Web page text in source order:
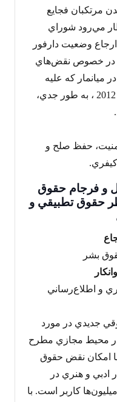
مرتکبان فجايع
مي‌رود شوراي
وضعيت دارفور
در خصوص نقض‌هاي
که عليه
اقليت مسلمان اين کشور از سال 2012 ، به طور جدي،
حفظ صلح و
کيفري.
و فرجام حقوق
حقوق تطبيقي و
بشر
و اطلاع‌رساني
جديدي در مورد
محيط مجازي مطرح
امکان نقض حقوق
ادبي و هنري در
کاربر است. با